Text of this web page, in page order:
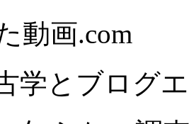
動画.com
学とブログ